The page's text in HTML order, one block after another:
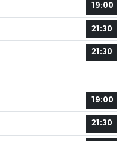
19:00
21:30
21:30
19:00
21:30